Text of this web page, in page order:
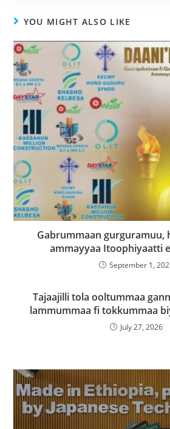
YOU MIGHT ALSO LIKE
Gabrummaan gurguramuu,
ammayyaa Itoophiyaatti
September 1,
Tajaajilli tola ooltummaa
lammummaa fi tokkummaa
July 27, 2026